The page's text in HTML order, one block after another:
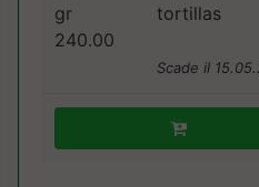
gr
240.00
tortillas
Scade il